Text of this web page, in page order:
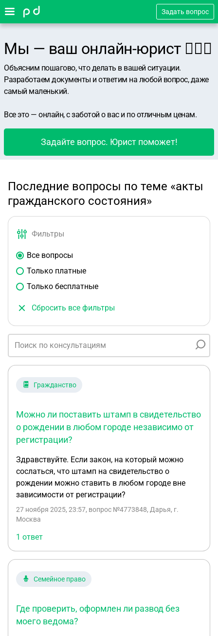
Задать вопрос
Мы — ваш онлайн-юрист 👨🏻‍⚖️
Объясним пошагово, что делать в вашей ситуации.
Разработаем документы и ответим на любой вопрос, даже
самый маленький.
Все это — онлайн, с заботой о вас и по отличным ценам.
Задайте вопрос. Юрист поможет!
Последние вопросы по теме «акты
гражданского состояния»
Фильтры
Все вопросы
Только платные
Только бесплатные
Сбросить все фильтры
Гражданство
Можно ли поставить штамп в свидетельство
о рождении в любом городе независимо от
регистрации?
Здравствуйте. Если закон, на который можно
сослаться, что штамп на свидетельство о
рождении можно ставить в любом городе вне
зависимости от регистрации?
27 ноября 2025, 23:57, вопрос №4773848, Дарья, г.
Москва
1 ответ
Семейное право
Где проверить, оформлен ли развод без
моего ведома?